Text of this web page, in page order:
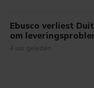
Ebusco verliest
om
4 uur geleden